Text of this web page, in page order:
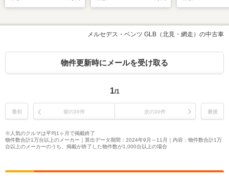
ー・ETC・シ
ター・
メルセデス・ベンツ GLB（北見・網走）の中古車
物件更新時にメールを受け取る
1/1
最初 前の30件 次の30件 最後
※人気のクルマは平均1ヶ月で掲載終了
物件数合計1万台以上のメーカー｜算出データ期間：2024年9月～11月｜内容：物件数合計1万
台以上のメーカーのうち、掲載が終了した物件数が1,000台以上の場合